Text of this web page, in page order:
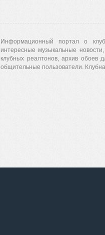
Информационный портал о
интересные музыкальные
клубных реалтонов, архив обоев
общительные пользователи.